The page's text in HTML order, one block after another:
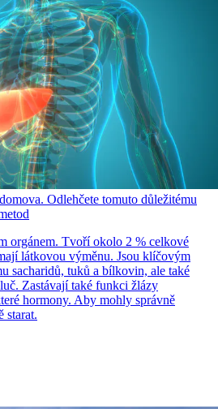
Odlehčete tomuto důležitému
orgánem. Tvoří okolo 2 % celkové
látkovou výměnu. Jsou klíčovým
sacharidů, tuků a bílkovin, ale také
Zastávají také funkci žlázy
hormony. Aby mohly správně
starat.